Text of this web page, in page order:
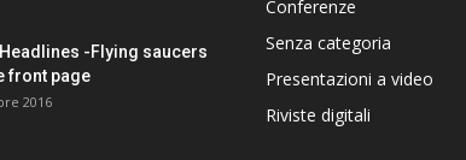
-Flying saucers
front page
2016
Conferenze
Senza categoria
Presentazioni a video
Riviste digitali